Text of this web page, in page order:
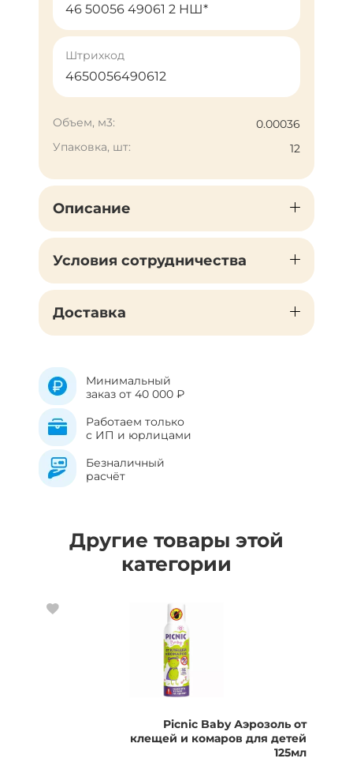
46 50056 49061 2 НШ*
Штрихкод
4650056490612
Объем, м3:
0.00036
Упаковка, шт:
12
Описание
Условия сотрудничества
Доставка
Минимальный
заказ от 40 000 ₽
Работаем только
с ИП и юрлицами
Безналичный
расчёт
Другие товары этой
категории
Picnic Baby Аэрозоль от
клещей и комаров для детей
125мл